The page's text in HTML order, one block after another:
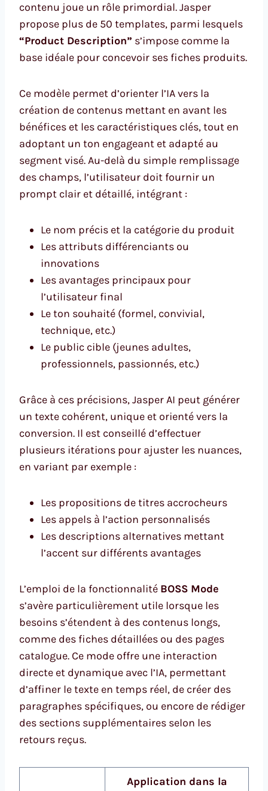
contenu joue un rôle primordial. Jasper
propose plus de 50 templates, parmi lesquels
“Product Description” s’impose comme la
base idéale pour concevoir ses fiches produits.
Ce modèle permet d’orienter l’IA vers la
création de contenus mettant en avant les
bénéfices et les caractéristiques clés, tout en
adoptant un ton engageant et adapté au
segment visé. Au-delà du simple remplissage
des champs, l’utilisateur doit fournir un
prompt clair et détaillé, intégrant :
Le nom précis et la catégorie du produit
Les attributs différenciants ou
innovations
Les avantages principaux pour
l’utilisateur final
Le ton souhaité (formel, convivial,
technique, etc.)
Le public cible (jeunes adultes,
professionnels, passionnés, etc.)
Grâce à ces précisions, Jasper AI peut générer
un texte cohérent, unique et orienté vers la
conversion. Il est conseillé d’effectuer
plusieurs itérations pour ajuster les nuances,
en variant par exemple :
Les propositions de titres accrocheurs
Les appels à l’action personnalisés
Les descriptions alternatives mettant
l’accent sur différents avantages
L’emploi de la fonctionnalité BOSS Mode
s’avère particulièrement utile lorsque les
besoins s’étendent à des contenus longs,
comme des fiches détaillées ou des pages
catalogue. Ce mode offre une interaction
directe et dynamique avec l’IA, permettant
d’affiner le texte en temps réel, de créer des
paragraphes spécifiques, ou encore de rédiger
des sections supplémentaires selon les
retours reçus.
Application dans la